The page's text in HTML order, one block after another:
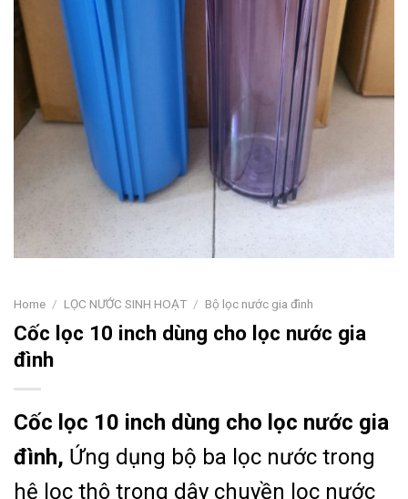
Home / LỌC NƯỚC SINH HOẠT / Bộ lọc nước gia đình
Cốc lọc 10 inch dùng cho lọc nước gia
đình
Cốc lọc 10 inch dùng cho lọc nước gia
đình, Ứng dụng bộ ba lọc nước trong
hệ lọc thô trong dây chuyền lọc nước